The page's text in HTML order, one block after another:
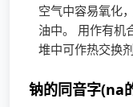
空气中容易氧化
油中。 用作有机
堆中可作热交换剂
钠的同音字(na